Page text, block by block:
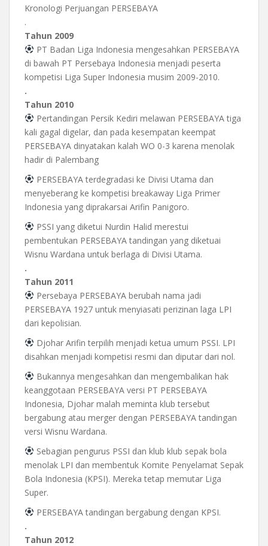
Kronologi Perjuangan PERSEBAYA
.
Tahun 2009
PT Badan Liga Indonesia mengesahkan PERSEBAYA
di bawah PT Persebaya Indonesia menjadi peserta
kompetisi Liga Super Indonesia musim 2009-2010.
.
Tahun 2010
Pertandingan Persik Kediri melawan PERSEBAYA tiga
kali gagal digelar, dan pada kesempatan keempat
PERSEBAYA dinyatakan kalah WO 0-3 karena menolak
hadir di Palembang
PERSEBAYA terdegradasi ke Divisi Utama dan
menyeberang ke kompetisi breakaway Liga Primer
Indonesia yang diprakarsai Arifin Panigoro.
PSSI yang diketui Nurdin Halid merestui
pembentukan PERSEBAYA tandingan yang diketuai
Wisnu Wardana untuk berlaga di Divisi Utama.
.
Tahun 2011
Persebaya PERSEBAYA berubah nama jadi
PERSEBAYA 1927 untuk menyiasati perizinan laga LPI
dari kepolisian.
Djohar Arifin terpilih menjadi ketua umum PSSI. LPI
disahkan menjadi kompetisi resmi dan diputar dari nol.
Bukannya mengesahkan dan mengembalikan hak
keanggotaan PERSEBAYA versi PT PERSEBAYA
Indonesia, Djohar malah meminta klub tersebut
bergabung atau merger dengan PERSEBAYA tandingan
versi Wisnu Wardana.
Sebagian pengurus PSSI dan klub klub sepak bola
menolak LPI dan membentuk Komite Penyelamat Sepak
Bola Indonesia (KPSI). Mereka tetap memutar Liga
Super.
PERSEBAYA tandingan bergabung dengan KPSI.
.
Tahun 2012